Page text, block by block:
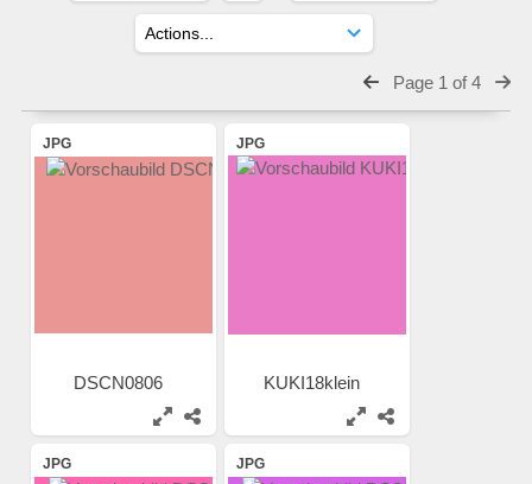
Page 1 of 4
JPG
DSCN0806
JPG
KUKI18klein
JPG JPG